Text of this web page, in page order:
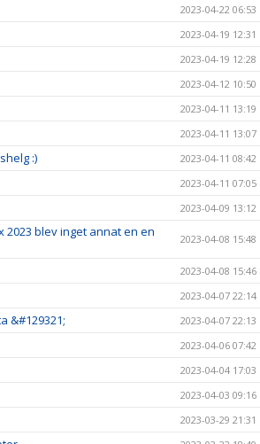
2023-04-22 06:53
2023-04-19 12:31
2023-04-19 12:28
2023-04-12 10:50
2023-04-11 13:19
2023-04-11 13:07
:) 2023-04-11 08:42
2023-04-11 07:05
2023-04-09 13:12
2023 blev inget annat en en
2023-04-08 15:48
2023-04-08 15:46
2023-04-07 22:14
&#129321; 2023-04-07 22:13
2023-04-06 07:42
2023-04-04 17:03
2023-04-03 09:16
2023-03-29 21:31